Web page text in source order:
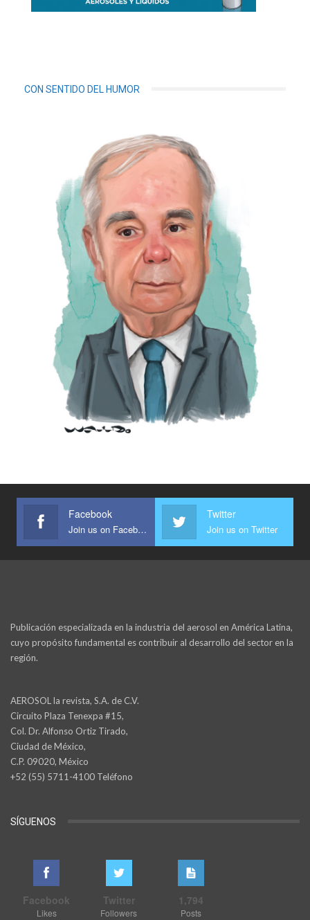
CON SENTIDO DEL HUMOR
Facebook
Join us on Facebook
Twitter
Join us on Twitter
Publicación especializada en la industria del aerosol en América Latina,
cuyo propósito fundamental es contribuir al desarrollo del sector en la
región.
AEROSOL la revista, S.A. de C.V.
Circuito Plaza Tenexpa #15,
Col. Dr. Alfonso Ortiz Tirado,
Ciudad de México,
C.P. 09020, México
+52 (55) 5711-4100 Teléfono
SÍGUENOS
Facebook
Likes
Twitter
Followers
1,794
Posts